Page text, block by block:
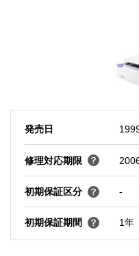
発売日
修理対応期限
初期保証区分 -
初期保証期間 1年